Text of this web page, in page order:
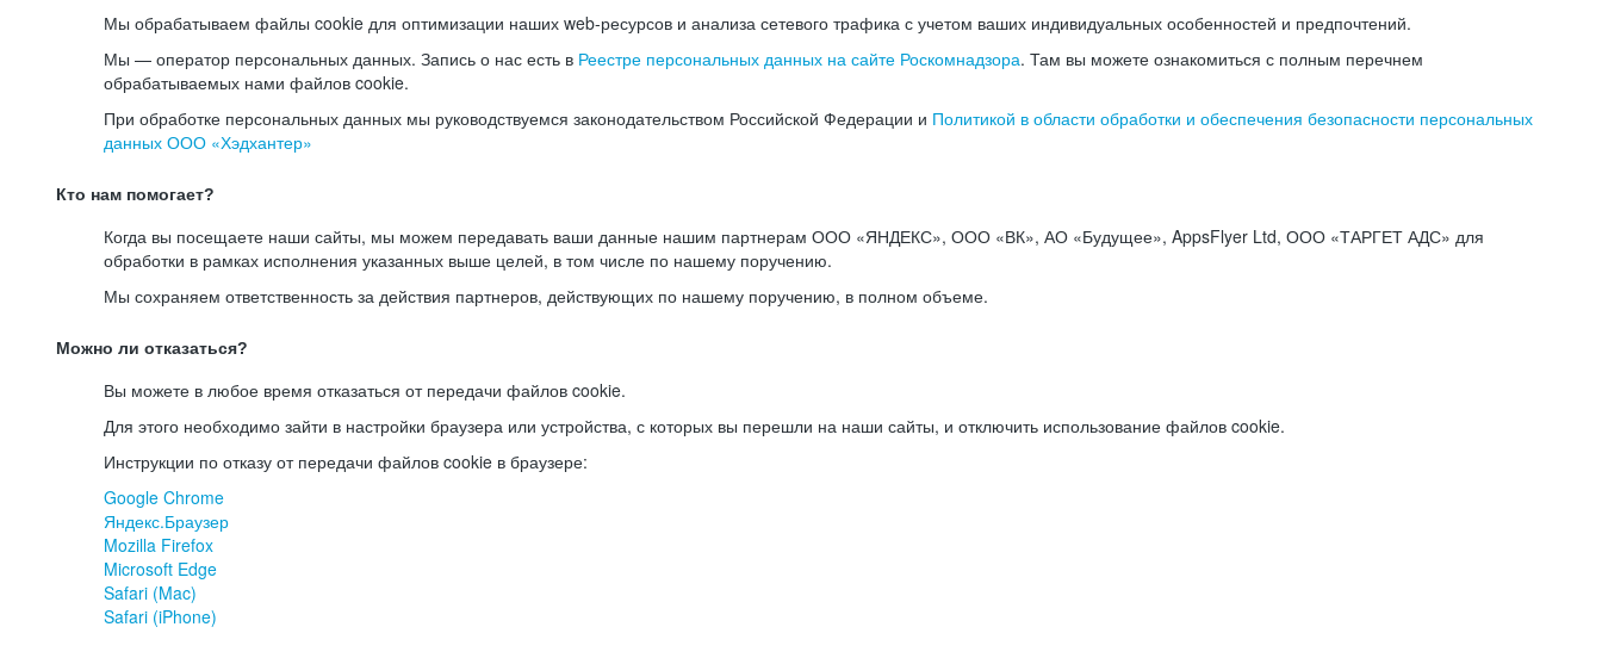
Мы обрабатываем файлы cookie для оптимизации наших web-ресурсов и анализа сетевого трафика с учетом ваших индивидуальных особенностей и предпочтений.
Мы — оператор персональных данных. Запись о нас есть в Реестре персональных данных на сайте Роскомнадзора. Там вы можете ознакомиться с полным перечнем
обрабатываемых нами файлов cookie.
При обработке персональных данных мы руководствуемся законодательством Российской Федерации и Политикой в области обработки и обеспечения безопасности персональных
данных ООО «Хэдхантер»
Кто нам помогает?
Когда вы посещаете наши сайты, мы можем передавать ваши данные нашим партнерам ООО «ЯНДЕКС», ООО «ВК», АО «Будущее», AppsFlyer Ltd, ООО «ТАРГЕТ АДС» для
обработки в рамках исполнения указанных выше целей, в том числе по нашему поручению.
Мы сохраняем ответственность за действия партнеров, действующих по нашему поручению, в полном объеме.
Можно ли отказаться?
Вы можете в любое время отказаться от передачи файлов cookie.
Для этого необходимо зайти в настройки браузера или устройства, с которых вы перешли на наши сайты, и отключить использование файлов cookie.
Инструкции по отказу от передачи файлов cookie в браузере:
Google Chrome
Яндекс.Браузер
Mozilla Firefox
Microsoft Edge
Safari (Mac)
Safari (iPhone)